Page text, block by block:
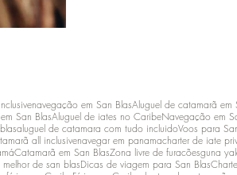
navegação em San BlasAluguel de catamarã em
San BlasAluguel de iates no CaribeNavegação em
aluguel de catamara com tudo incluidoVoos para
all inclusivenavegar em panamacharter de iate
Catamarã em San BlasZona livre de furacõesguna
de san blasDicas de viagem para San Blas